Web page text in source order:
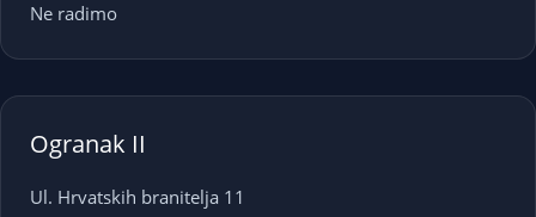
Ne radimo
Ogranak II
Ul. Hrvatskih branitelja 11